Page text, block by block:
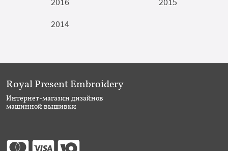
2014
Royal Present Embroidery
Интернет-магазин дизайнов
машинной вышивки